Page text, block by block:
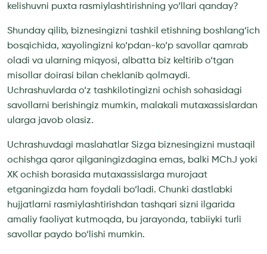
kelishuvni puxta rasmiylashtirishning yo‘llari qanday?
Shunday qilib, biznesingizni tashkil etishning boshlang‘ich
bosqichida, xayolingizni ko‘pdan-ko‘p savollar qamrab
oladi va ularning miqyosi, albatta biz keltirib o‘tgan
misollar doirasi bilan cheklanib qolmaydi.
Uchrashuvlarda o‘z tashkilotingizni ochish sohasidagi
savollarni berishingiz mumkin, malakali mutaxassislardan
ularga javob olasiz.
Uchrashuvdagi maslahatlar Sizga biznesingizni mustaqil
ochishga qaror qilganingizdagina emas, balki MChJ yoki
XK ochish borasida mutaxassislarga murojaat
etganingizda ham foydali bo‘ladi. Chunki dastlabki
hujjatlarni rasmiylashtirishdan tashqari sizni ilgarida
amaliy faoliyat kutmoqda, bu jarayonda, tabiiyki turli
savollar paydo bo‘lishi mumkin.